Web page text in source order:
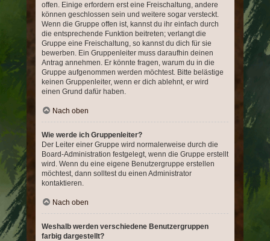
offen. Einige erfordern erst eine Freischaltung, andere
können geschlossen sein und weitere sogar versteckt.
Wenn die Gruppe offen ist, kannst du ihr einfach durch
die entsprechende Funktion beitreten; verlangt die
Gruppe eine Freischaltung, so kannst du dich für sie
bewerben. Ein Gruppenleiter muss daraufhin deinen
Antrag annehmen. Er könnte fragen, warum du in die
Gruppe aufgenommen werden möchtest. Bitte belästige
keinen Gruppenleiter, wenn er dich ablehnt, er wird
einen Grund dafür haben.
Nach oben
Wie werde ich Gruppenleiter?
Der Leiter einer Gruppe wird normalerweise durch die
Board-Administration festgelegt, wenn die Gruppe erstellt
wird. Wenn du eine eigene Benutzergruppe erstellen
möchtest, dann solltest du einen Administrator
kontaktieren.
Nach oben
Weshalb werden verschiedene Benutzergruppen
farbig dargestellt?